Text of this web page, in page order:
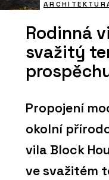
Rodinná
svažitý
Propojení
okolní
vila Block
ve svažitém